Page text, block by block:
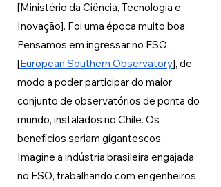
[Ministério da Ciência, Tecnologia e
Inovação]. Foi uma época muito boa.
Pensamos em ingressar no ESO
[European Southern Observatory], de
modo a poder participar do maior
conjunto de observatórios de ponta do
mundo, instalados no Chile. Os
benefícios seriam gigantescos.
Imagine a indústria brasileira engajada
no ESO, trabalhando com engenheiros